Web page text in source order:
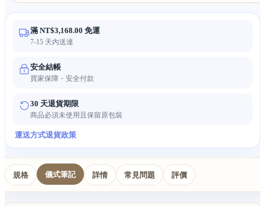
滿 NT$3,168.00 免運
7-15 天內送達
安全結帳
買家保障・安全付款
30 天退貨期限
商品必須未使用且保留原包裝
運送方式退貨政策
規格 儀式筆記 詳情 常見問題 評價